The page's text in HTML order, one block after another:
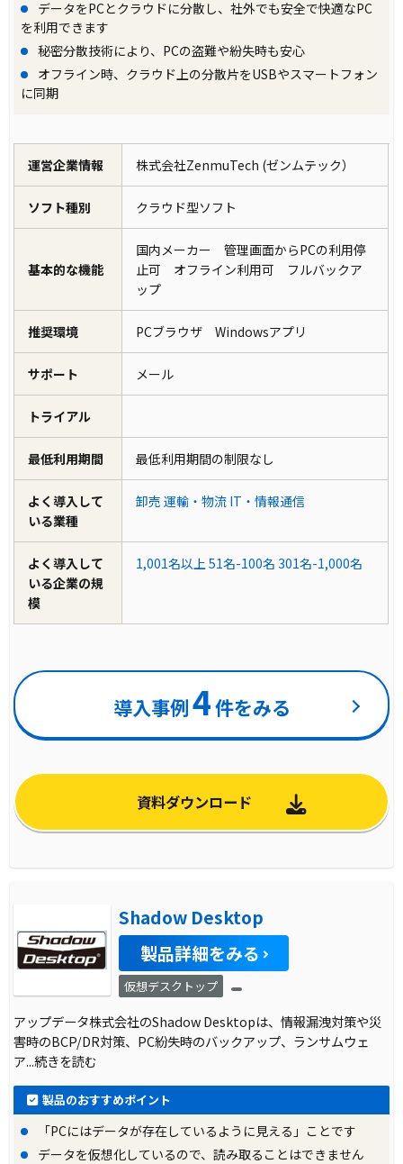
データをPCとクラウドに分散し、社外でも安全で快適なPC
を利用できます
秘密分散技術により、PCの盗難や紛失時も安心
オフライン時、クラウド上の分散片をUSBやスマートフォン
に同期
運営企業情報 株式会社ZenmuTech (ゼンムテック）
ソフト種別 クラウド型ソフト
基本的な機能
国内メーカー 管理画面からPCの利用停
止可 オフライン利用可 フルバックア
ップ
推奨環境 PCブラウザ Windowsアプリ
サポート メール
トライアル
最低利用期間 最低利用期間の制限なし
よく導入して
いる業種
卸売 運輸・物流 IT・情報通信
よく導入して
いる企業の規
模
1,001名以上 51名-100名 301名-1,000名
導入事例4件をみる
資料ダウンロード
Shadow Desktop
製品詳細をみる
仮想デスクトップ
アップデータ株式会社のShadow Desktopは、情報漏洩対策や災
害時のBCP/DR対策、PC紛失時のバックアップ、ランサムウェ
ア...続きを読む
製品のおすすめポイント
「PCにはデータが存在しているように見える」ことです
データを仮想化しているので、読み取ることはできません